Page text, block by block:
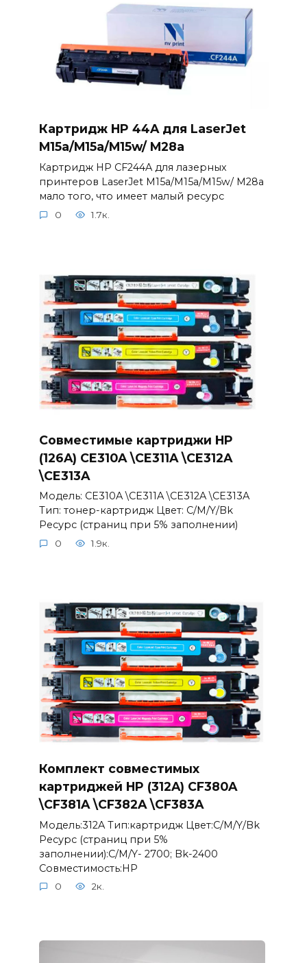
Картридж HP 44A для LaserJet
M15a/M15a/M15w/ M28a
Картридж HP CF244A для лазерных
принтеров LaserJet M15a/M15a/M15w/ M28a
мало того, что имеет малый ресурс
0 1.7к.
Совместимые картриджи HP
(126A) CE310A \CE311A \CE312A
\CE313A
Модель: CE310A \CE311A \CE312A \CE313A
Тип: тонер-картридж Цвет: С/M/Y/Bk
Ресурс (страниц при 5% заполнении)
0 1.9к.
Комплект совместимых
картриджей HP (312A) CF380A
\CF381A \CF382A \CF383A
Модель:312A Тип:картридж Цвет:С/M/Y/Bk
Ресурс (страниц при 5%
заполнении):С/M/Y- 2700; Bk-2400
Совместимость:НР
0 2к.